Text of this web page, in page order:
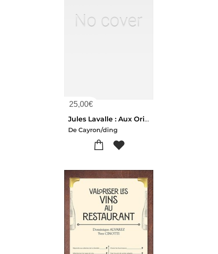
25,00€
Jules Lavalle : Aux Origines D
De Cayron/ding